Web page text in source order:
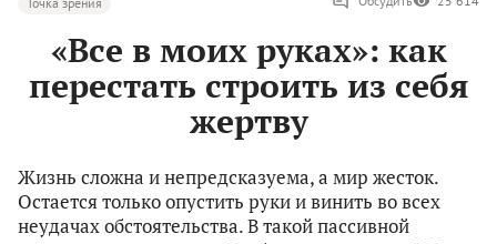
«Все в моих руках»: как
перестать строить из себя
жертву
Жизнь сложна и непредсказуема, а мир жесток.
Остается только опустить руки и винить во всех
неудачах обстоятельства. В такой пассивной